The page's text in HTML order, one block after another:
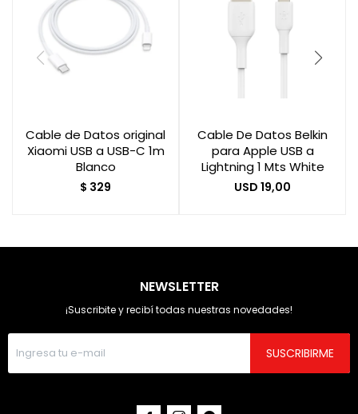
Cable de Datos original
Xiaomi USB a USB-C 1m
Blanco
$ 329
Cable De Datos Belkin
para Apple USB a
Lightning 1 Mts White
USD 19,00
NEWSLETTER
¡Suscribite y recibí todas nuestras novedades!
SUSCRIBIRME